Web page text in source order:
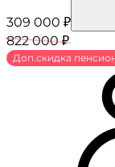
309 000 ₽
822 000 ₽
Доп.скидка